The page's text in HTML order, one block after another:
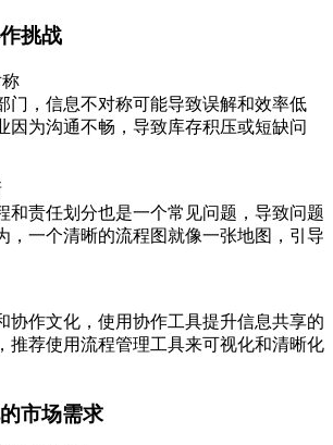
挑战
门，信息不对称可能导致误解和效率低
因为沟通不畅，导致库存积压或短缺问
和责任划分也是一个常见问题，导致问题
，一个清晰的流程图就像一张地图，引导
协作文化，使用协作工具提升信息共享的
推荐使用流程管理工具来可视化和清晰化
市场需求